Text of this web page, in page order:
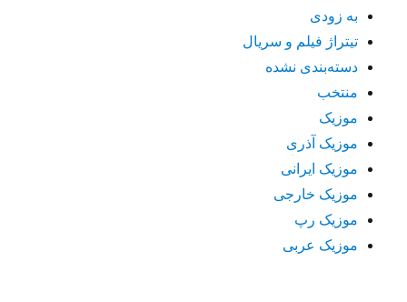
به زودی
تیتراژ فیلم و سریال
دسته‌بندی نشده
منتخب
موزیک
موزیک آذری
موزیک ایرانی
موزیک خارجی
موزیک رپ
موزیک عربی